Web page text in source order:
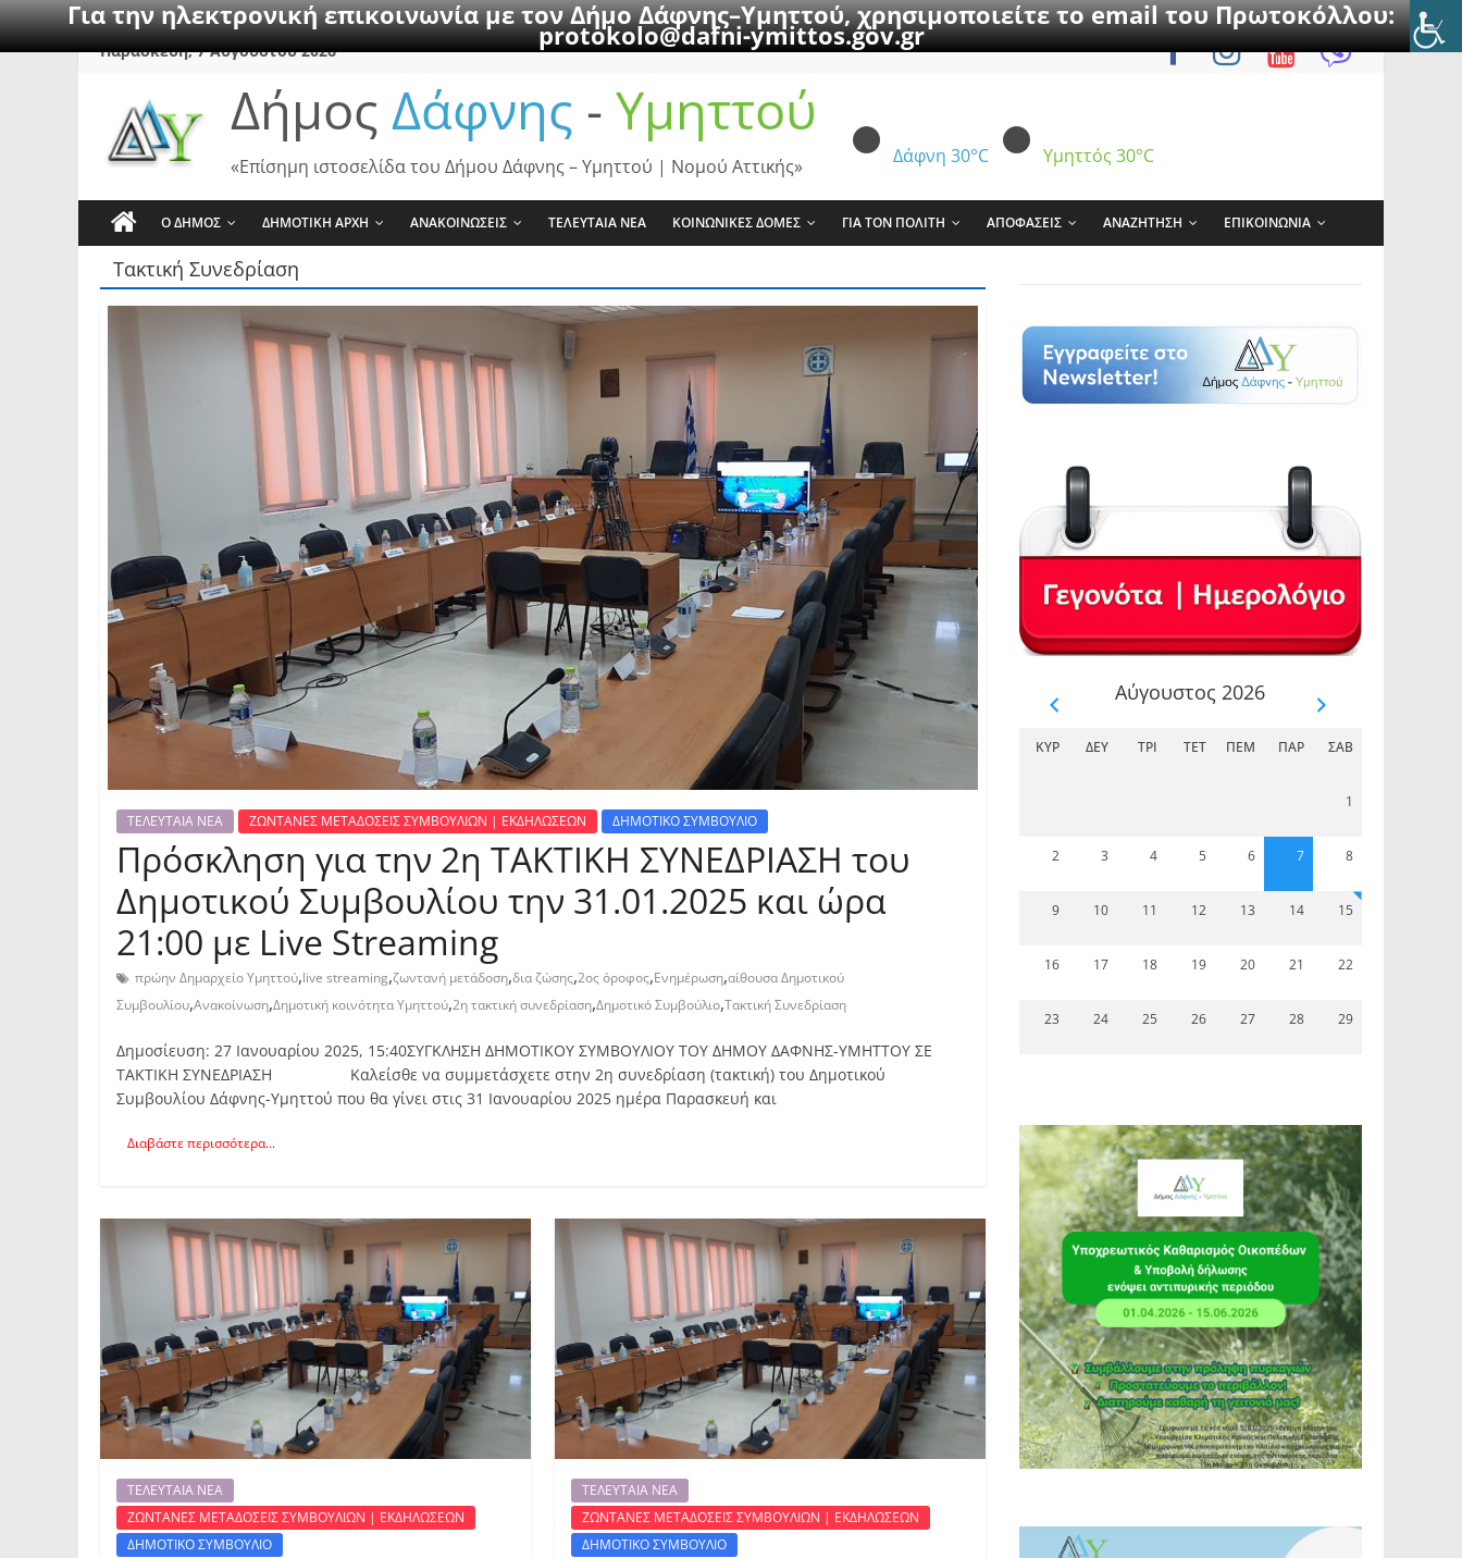
Για την ηλεκτρονική επικοινωνία με τον Δήμο Δάφνης–Υμηττού, χρησιμοποιείτε το email του Πρωτοκόλλου:
protokolo@dafni-ymittos.gov.gr
SkipΠαρασκευή, 7 Αυγούστου 2026
Δήμος Δάφνης - Υμηττού
Δάφνη 30°C Υμηττός 30°C
«Επίσημη ιστοσελίδα του Δήμου Δάφνης – Υμηττού | Νομού Αττικής»
Ο ΔΗΜΟΣ ΔΗΜΟΤΙΚΗ ΑΡΧΗ ΑΝΑΚΟΙΝΩΣΕΙΣ ΤΕΛΕΥΤΑΙΑ ΝΕΑ ΚΟΙΝΩΝΙΚΕΣ ΔΟΜΕΣ ΓΙΑ ΤΟΝ ΠΟΛΙΤΗ ΑΠΟΦΑΣΕΙΣ ΑΝΑΖΗΤΗΣΗ ΕΠΙΚΟΙΝΩΝΙΑ
Τακτική Συνεδρίαση
ΤΕΛΕΥΤΑΙΑ ΝΕΑ ΖΩΝΤΑΝΕΣ ΜΕΤΑΔΟΣΕΙΣ ΣΥΜΒΟΥΛΙΩΝ | ΕΚΔΗΛΩΣΕΩΝ ΔΗΜΟΤΙΚΟ ΣΥΜΒΟΥΛΙΟ
Πρόσκληση για την 2η ΤΑΚΤΙΚΗ ΣΥΝΕΔΡΙΑΣΗ του
Δημοτικού Συμβουλίου την 31.01.2025 και ώρα
21:00 με Live Streaming
πρώην Δημαρχείο Υμηττού,live streaming,ζωντανή μετάδοση,δια ζώσης,2ος όροφος,Ενημέρωση,αίθουσα Δημοτικού
Συμβουλίου,Ανακοίνωση,Δημοτική κοινότητα Υμηττού,2η τακτική συνεδρίαση,Δημοτικό Συμβούλιο,Τακτική Συνεδρίαση
Δημοσίευση: 27 Ιανουαρίου 2025, 15:40ΣΥΓΚΛΗΣΗ ΔΗΜΟΤΙΚΟΥ ΣΥΜΒΟΥΛΙΟΥ ΤΟΥ ΔΗΜΟΥ ΔΑΦΝΗΣ-ΥΜΗΤΤΟΥ ΣΕ
ΤΑΚΤΙΚΗ ΣΥΝΕΔΡΙΑΣΗ Καλείσθε να συμμετάσχετε στην 2η συνεδρίαση (τακτική) του Δημοτικού
Συμβουλίου Δάφνης-Υμηττού που θα γίνει στις 31 Ιανουαρίου 2025 ημέρα Παρασκευή και
Διαβάστε περισσότερα...
ΤΕΛΕΥΤΑΙΑ ΝΕΑ
ΖΩΝΤΑΝΕΣ ΜΕΤΑΔΟΣΕΙΣ ΣΥΜΒΟΥΛΙΩΝ | ΕΚΔΗΛΩΣΕΩΝ
ΔΗΜΟΤΙΚΟ ΣΥΜΒΟΥΛΙΟ
ΤΕΛΕΥΤΑΙΑ ΝΕΑ
ΖΩΝΤΑΝΕΣ ΜΕΤΑΔΟΣΕΙΣ ΣΥΜΒΟΥΛΙΩΝ | ΕΚΔΗΛΩΣΕΩΝ
ΔΗΜΟΤΙΚΟ ΣΥΜΒΟΥΛΙΟ
Αύγουστος 2026
ΚΥΡ ΔΕΥ ΤΡΊ ΤΕΤ ΠΈΜ ΠΑΡ ΣΆΒ
1
2 3 4 5 6 7 8
9 10 11 12 13 14 15
16 17 18 19 20 21 22
23 24 25 26 27 28 29